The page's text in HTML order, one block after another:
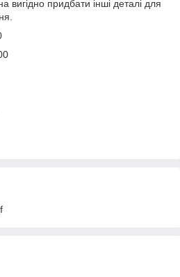
вигідно придбати інші деталі для